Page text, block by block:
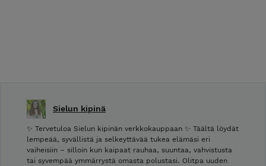
Sielun kipinä
✨ Tervetuloa Sielun kipinän verkkokauppaan ✨ Täältä löydät
lempeää, syvällistä ja selkeyttävää tukea elämäsi eri
vaiheisiin – silloin kun kaipaat rauhaa, suuntaa, vahvistusta
tai syvempää ymmärrystä omasta polustasi. Olitpa uuden